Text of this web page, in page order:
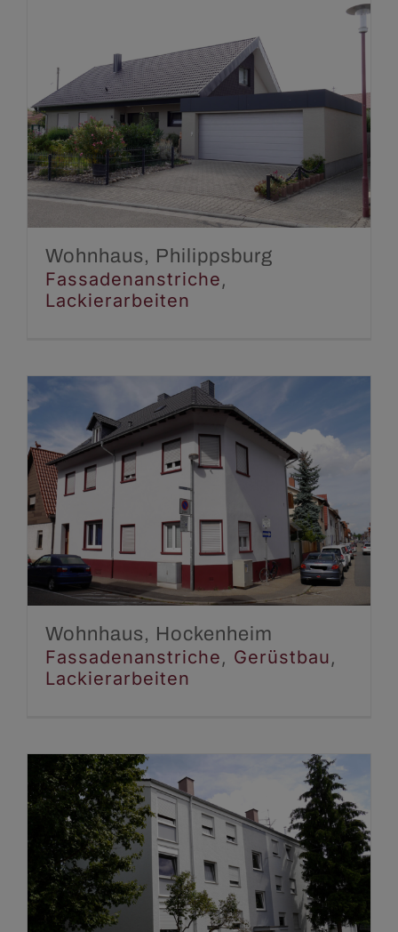
Wohnhaus, Philippsburg
Fassadenanstriche Lackierarbeiten
Wohnhaus, Philippsburg
Fassadenanstriche,
Lackierarbeiten
Wohnhaus, Hockenheim
Fassadenanstriche Gerüstbau Lackierarbeiten
Wohnhaus, Hockenheim
Fassadenanstriche, Gerüstbau,
Lackierarbeiten
Mehrfamilienhäuser,
Wiesloch
Beschichtungen Fassadenanstriche
Gerüstbau